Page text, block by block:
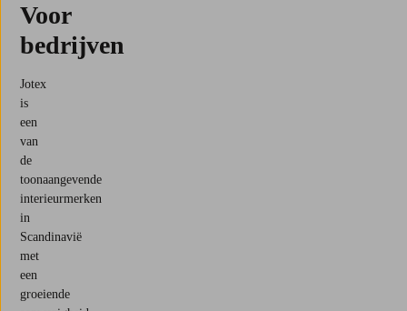
Voor
bedrijven
Jotex
is
een
van
de
toonaangevende
interieurmerken
in
Scandinavië
met
een
groeiende